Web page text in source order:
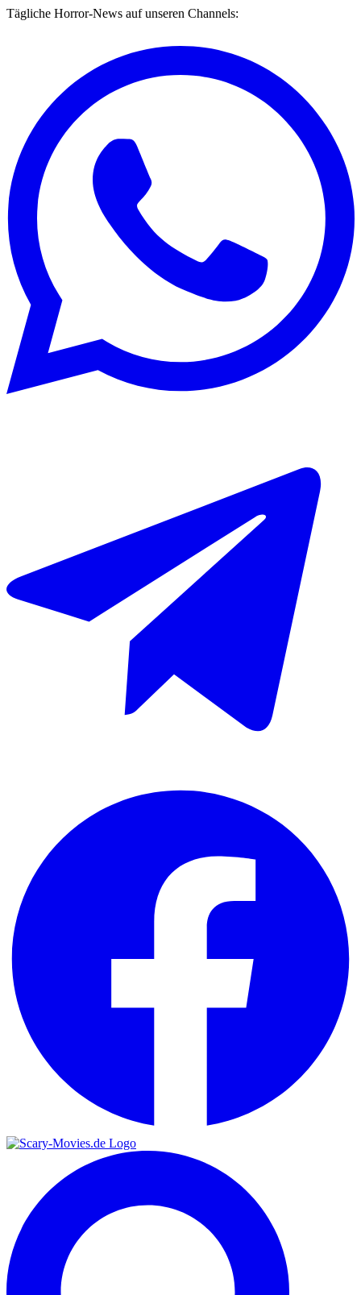
Tägliche Horror-News auf unseren Channels: